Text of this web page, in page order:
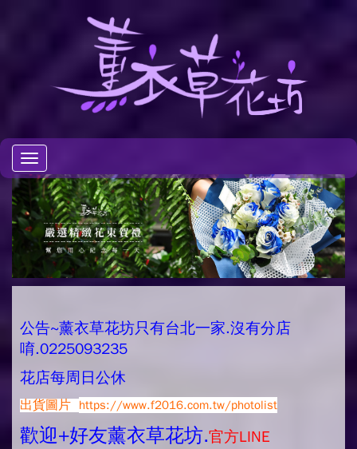
Toggle
navigation
公告~薰衣草花坊只有台北一家.沒有分店
唷.0225093235
花店每周日公休
出貨圖片 https://www.f2016.com.tw/photolist
歡迎+好友薰衣草花坊.官方LINE